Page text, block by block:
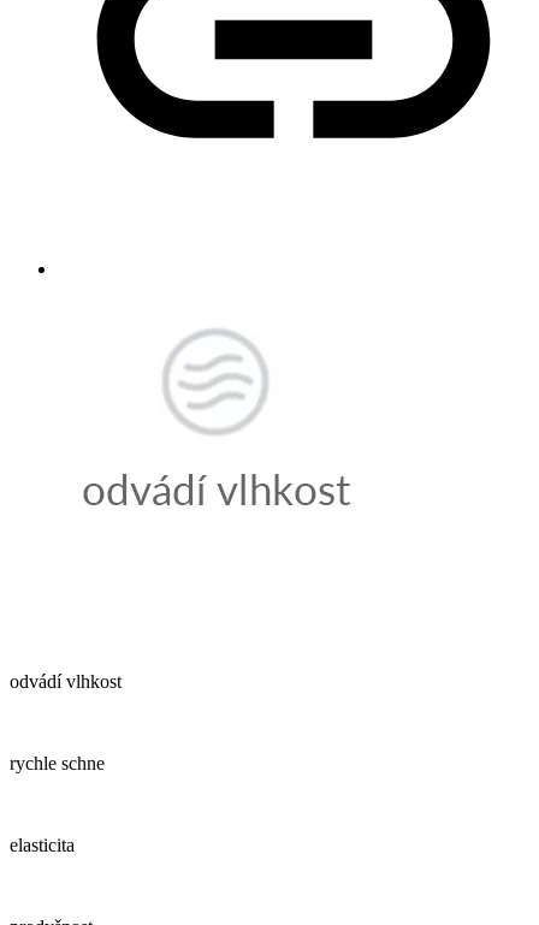
odvádí vlhkost
rychle schne
elasticita